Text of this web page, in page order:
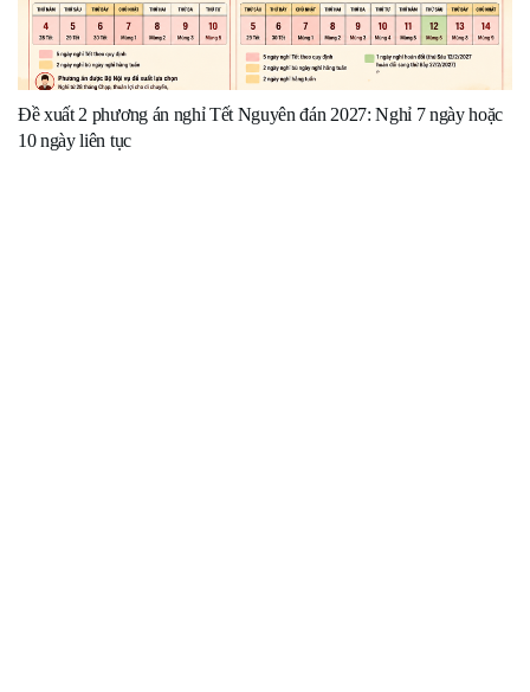
Đề xuất 2 phương án nghỉ Tết Nguyên đán 2027: Nghỉ 7 ngày hoặc
10 ngày liên tục